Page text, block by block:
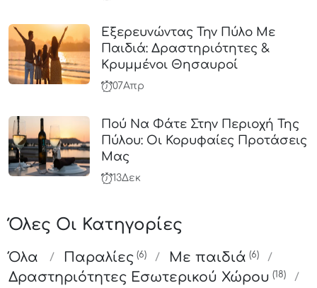
Εξερευνώντας Την Πύλο Με
Παιδιά: Δραστηριότητες &
Κρυμμένοι Θησαυροί
07Απρ
Πού Να Φάτε Στην Περιοχή Της
Πύλου: Οι Κορυφαίες Προτάσεις
Μας
13Δεκ
Όλες Οι Κατηγορίες
Όλα Παραλίες (6) Με παιδιά (6)
Δραστηριότητες Εσωτερικού Χώρου (18)